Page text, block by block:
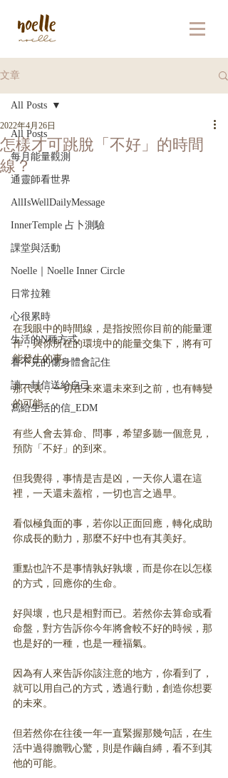
文章
All Posts
每月能量觀測
通靈師看世界
AllIsWellDailyMessage
InnerTemple 占卜測驗
課堂與活動
Noelle｜Noelle Inner Circle
日常拉雜
心很累時
生活的N種方式
看不見的傷身體會記住
讀一封信送給自己
寫給生活的信_EDM
All Posts
怎樣才可跳脫「不好」的時間
線？
2022年4月26日
在我眼中的時間線，是指按照你目前的能量運
作，與你所在的環境中的能量交集下，將有可
能發生的事。
那代表，一切在未來還未來到之前，也有轉變
的可能。
有些人會去算命、問事，希望多聽一個意見，
預防「不好」的到來。
但我覺得，事情是吉是凶，一天你人還在這
裡，一天還未蓋棺，一切也言之過早。
看似極負面的事，若你以正面回應，轉化成助
你成長的動力，那麼不好中也有其美好。
重點也許不是事情孰好孰壞，而是你在以怎樣
的方式，回應你的生命。
好與壞，也只是相對而已。若然你去算命或看
命盤，對方告訴你今年將會較不好的時候，那
也是好的一種，也是一種福氣。
因為有人來告訴你該注意的地方，你看到了，
就可以用自己的方式，透過行動，創造你想要
的未來。
但若然你在往後一年一直緊握那幾句話，在生
活中過得膽戰心驚，則是作繭自縛，看不到其
他的可能。